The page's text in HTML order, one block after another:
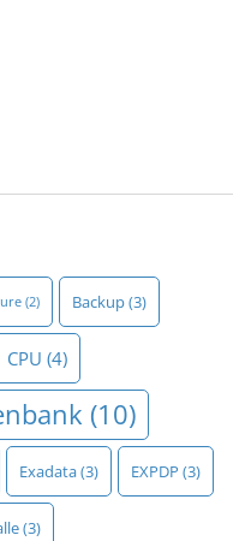
(2) Backup(3)
CPU (4)
(10)
Exadata(3) EXPDP (3)
(3)